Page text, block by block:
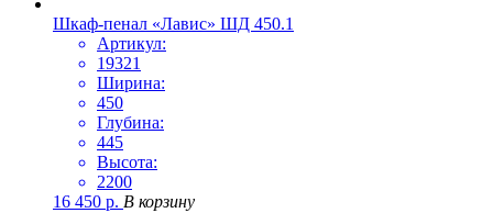
Шкаф-пенал «Лавис» ШД 450.1
Артикул:
19321
Ширина:
450
Глубина:
445
Высота:
2200
16 450 р. В корзину